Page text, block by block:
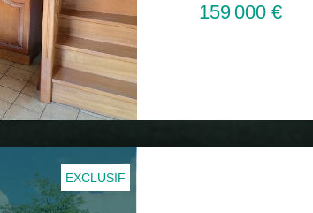
des commerces et écoles 159 000 €
charge vendeur
Géorisques :
159 000 €
EXCLUSIF